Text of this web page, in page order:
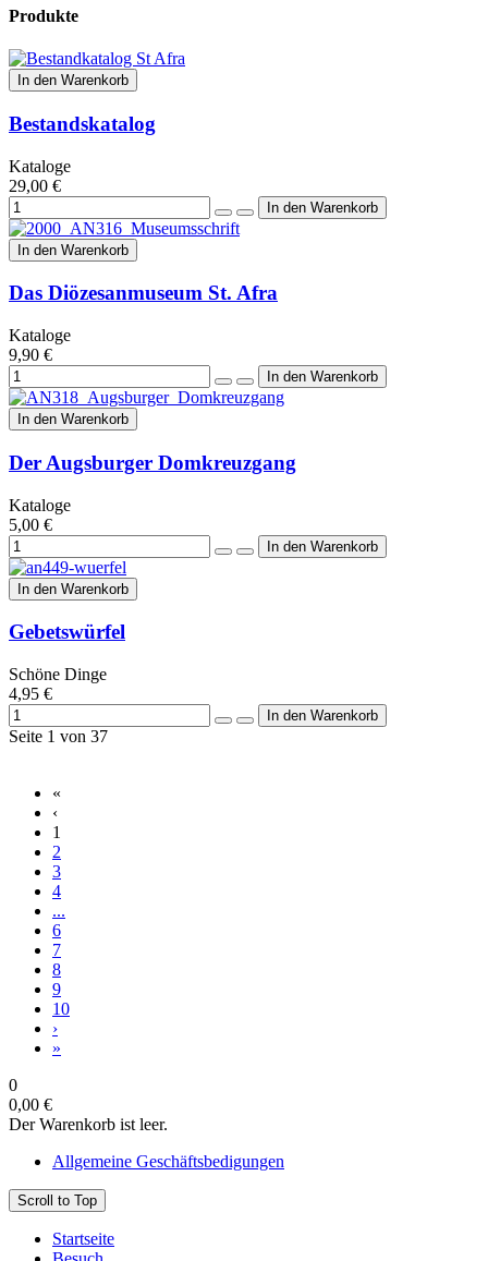
Produkte
In den Warenkorb
Bestandskatalog
Kataloge
29,00 €
In den Warenkorb
Das Diözesanmuseum St. Afra
Kataloge
9,90 €
In den Warenkorb
Der Augsburger Domkreuzgang
Kataloge
5,00 €
In den Warenkorb
Gebetswürfel
Schöne Dinge
4,95 €
Seite 1 von 37
«
‹
1
2
3
4
...
6
7
8
9
10
›
»
0
0,00 €
Der Warenkorb ist leer.
Allgemeine Geschäftsbedigungen
Scroll to Top
Startseite